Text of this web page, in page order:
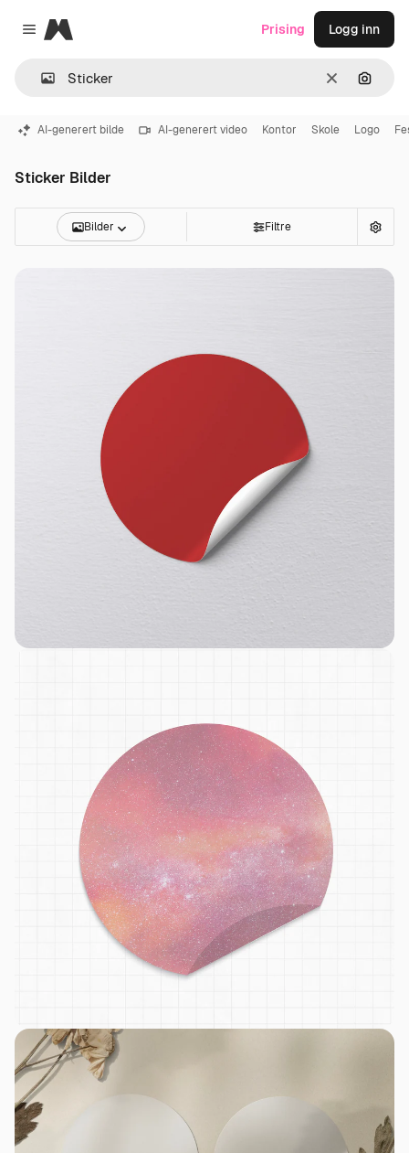
Close menu
Magnific
Slett Søk
Prising Logg inn
AI-generert bilde AI-generert video Kontor Skole Logo
Sticker Bilder
Bilder Filtre